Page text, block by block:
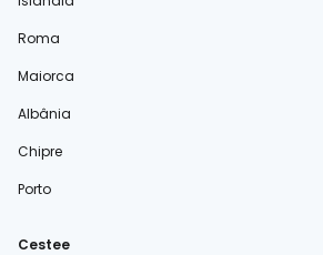
Roma
Maiorca
Albânia
Chipre
Porto
Cestee